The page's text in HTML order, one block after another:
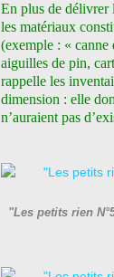
En plus de délivrer
les matériaux
(exemple : « canne
aiguilles de pin,
rappelle les
dimension : elle
n’auraient pas
"Les petits rien